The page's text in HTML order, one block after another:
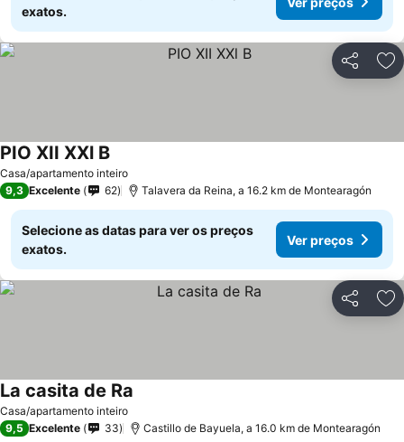
exatos.
Partilhar
Casa/apartamento inteiro
PIO XII XXl B
9,3 Excelente 62 Talavera da Reina, a 16.2 km de Montearagón
Selecione as datas para ver os preços
exatos.
Ver preços
Partilhar
Casa/apartamento inteiro
La casita de Ra
9,5 Excelente 33 Castillo de Bayuela, a 16.0 km de Montearagón